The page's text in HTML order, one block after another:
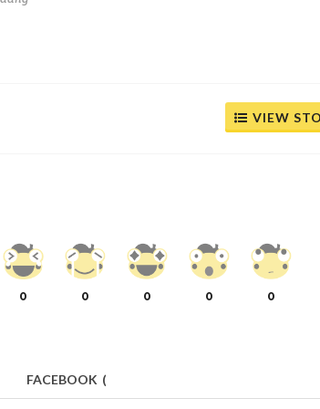
VIEW
0 0 0 0 0
FACEBOOK (